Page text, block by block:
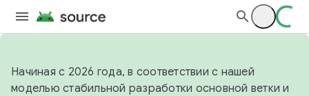
Начиная с 2026 года, в соответствии с нашей
моделью стабильной разработки основной ветки и